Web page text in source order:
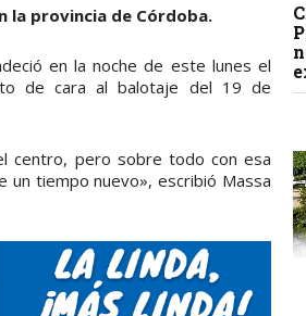
la provincia de Córdoba.
en la noche de este lunes el
de cara al balotaje del 19 de
centro, pero sobre todo con esa
un tiempo nuevo», escribió Massa